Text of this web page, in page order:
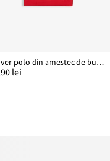
Pulover polo din amestec de bumbac
lei